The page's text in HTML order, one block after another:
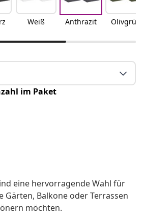
Weiß Anthrazit Olivgrün
im Paket
eine hervorragende Wahl für
Gärten, Balkone oder Terrassen
möchten.